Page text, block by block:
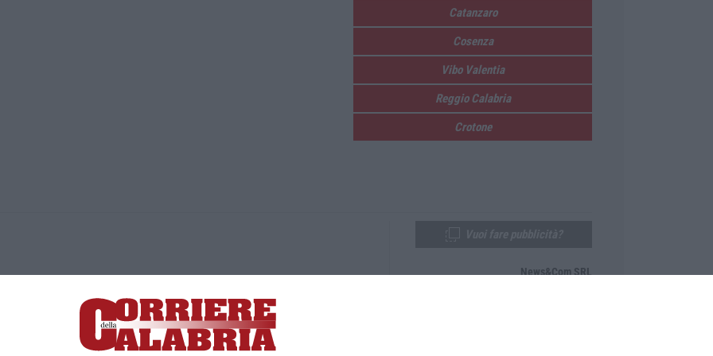
Catanzaro
Cosenza
Vibo Valentia
Reggio Calabria
Crotone
Lamezia Terme (CZ)
responsabile Paola Militano |Privacy
News&Com SRL